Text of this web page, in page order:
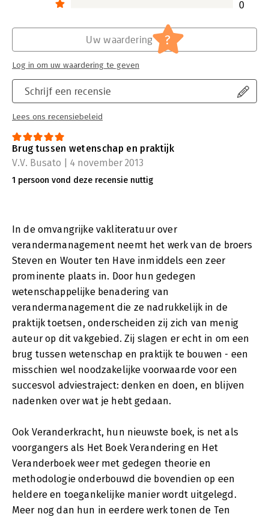
0
Schrijf een recensie
Lees ons recensiebeleid
Uw waardering ?
Log in om uw waardering te geven
Brug tussen wetenschap en praktijk
V.V. Busato | 4 november 2013
1 persoon vond deze recensie nuttig
In de omvangrijke vakliteratuur over
verandermanagement neemt het werk van de broers
Steven en Wouter ten Have inmiddels een zeer
prominente plaats in. Door hun gedegen
wetenschappelijke benadering van
verandermanagement die ze nadrukkelijk in de
praktijk toetsen, onderscheiden zij zich van menig
auteur op dit vakgebied. Zij slagen er echt in om een
brug tussen wetenschap en praktijk te bouwen - een
misschien wel noodzakelijke voorwaarde voor een
succesvol adviestraject: denken en doen, en blijven
nadenken over wat je hebt gedaan.
Ook Veranderkracht, hun nieuwste boek, is net als
voorgangers als Het Boek Verandering en Het
Veranderboek weer met gedegen theorie en
methodologie onderbouwd die bovendien op een
heldere en toegankelijke manier wordt uitgelegd.
Meer nog dan hun in eerdere werk tonen de Ten